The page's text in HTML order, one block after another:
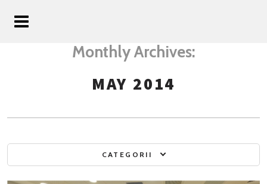
Monthly Archives:
MAY 2014
CATEGORII